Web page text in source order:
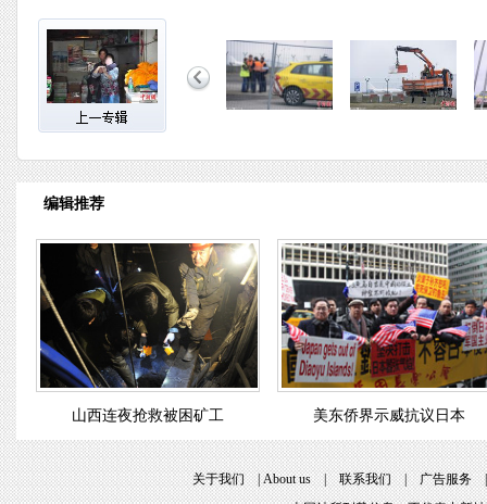
编辑推荐
山西连夜抢救被困矿工 美东侨界示威抗议日本
关于我们|About us|联系我们|广告服务